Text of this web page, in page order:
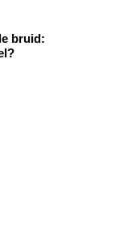
bruid: